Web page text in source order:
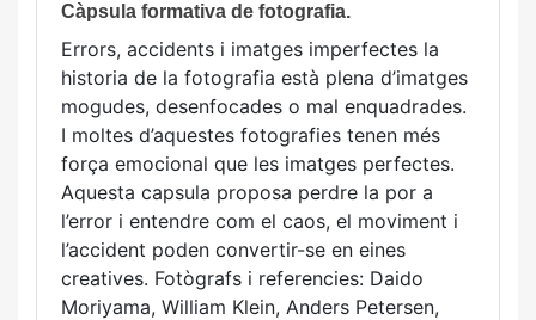
Càpsula formativa de fotografia.
Errors, accidents i imatges imperfectes la
historia de la fotografia està plena d’imatges
mogudes, desenfocades o mal enquadrades.
I moltes d’aquestes fotografies tenen més
força emocional que les imatges perfectes.
Aquesta capsula proposa perdre la por a
l’error i entendre com el caos, el moviment i
l’accident poden convertir-se en eines
creatives. Fotògrafs i referencies: Daido
Moriyama, William Klein, Anders Petersen,